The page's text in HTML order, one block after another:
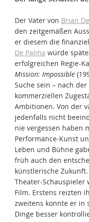
Der Vater von Brian
den zeitgemäßen
er diesem die
De Palma würde
erfolgreichen Regie-
Mission: Impossible
Suche sein – nach
kommerziellen
Ambitionen. Von der
jedenfalls nicht
nie vergessen haben
Performance-Kunst
Leben und Bühne
früh auch den
künstlerische
Theater-Schauspieler
Film. Erstens reizten
zweitens konnte er in
Dinge besser